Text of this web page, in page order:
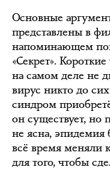
Основные
представлены в
напоминающем
«Секрет».
на самом деле не
вирус никто до
синдром
он существует, но
не ясна, эпидемия
всё время меняли
для того, чтобы